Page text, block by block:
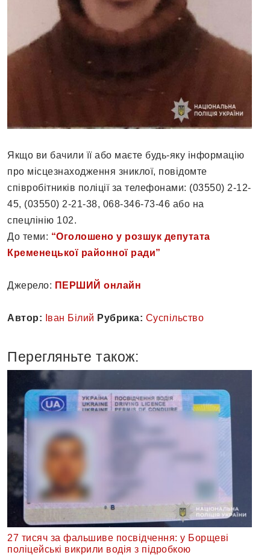
Якщо ви бачили її або маєте будь-яку інформацію
про місцезнаходження зниклої, повідомте
співробітників поліції за телефонами: (03550) 2-12-
45, (03550) 2-21-38, 068-346-73-46 або на
спецлінію 102.
До теми: “Оголошено у розшук депутата
Кременецької районної ради”
Джерело: ПЕРШИЙ онлайн
Автор: Іван Білий Рубрика: Суспільство
Перегляньте також:
27 тисяч за фальшиве посвідчення: у Борщеві
поліцейські викрили водія з підробкою